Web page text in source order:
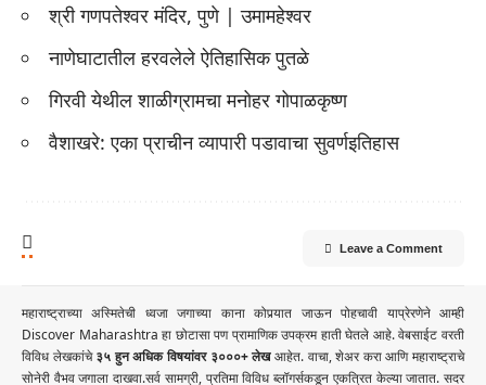
श्री गणपतेश्वर मंदिर, पुणे | उमामहेश्वर
नाणेघाटातील हरवलेले ऐतिहासिक पुतळे
गिरवी येथील शाळीग्रामचा मनोहर गोपाळकृष्ण
वैशाखरे: एका प्राचीन व्यापारी पडावाचा सुवर्णइतिहास
Leave a Comment
महाराष्ट्राच्या अस्मितेची ध्वजा जगाच्या काना कोपर्‍यात जाऊन पोहचावी याप्रेरणेने आम्ही
Discover Maharashtra हा छोटासा पण प्रामाणिक उपक्रम हाती घेतले आहे. वेबसाईट वरती
विविध लेखकांचे३५ हुन अधिक विषयांवर ३०००+ लेखआहेत. वाचा, शेअर करा आणि महाराष्ट्राचे
सोनेरी वैभव जगाला दाखवा.सर्व सामग्री, प्रतिमा विविध ब्लॉगर्सकडून एकत्रित केल्या जातात. सदर